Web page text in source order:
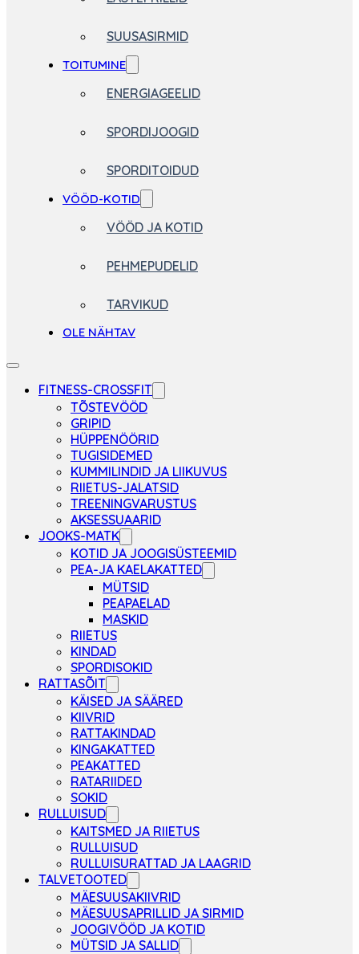
SUUSASIRMID
TOITUMINE
ENERGIAGEELID
SPORDIJOOGID
SPORDITOIDUD
VÖÖD-KOTID
VÖÖD JA KOTID
PEHMEPUDELID
TARVIKUD
OLE NÄHTAV
FITNESS-CROSSFIT
TÕSTEVÖÖD
GRIPID
HÜPPENÖÖRID
TUGISIDEMED
KUMMILINDID JA LIIKUVUS
RIIETUS-JALATSID
TREENINGVARUSTUS
AKSESSUAARID
JOOKS-MATK
KOTID JA JOOGISÜSTEEMID
PEA-JA KAELAKATTED
MÜTSID
PEAPAELAD
MASKID
RIIETUS
KINDAD
SPORDISOKID
RATTASÕIT
KÄISED JA SÄÄRED
KIIVRID
RATTAKINDAD
KINGAKATTED
PEAKATTED
RATARIIDED
SOKID
RULLUISUD
KAITSMED JA RIIETUS
RULLUISUD
RULLUISURATTAD JA LAAGRID
TALVETOOTED
MÄESUUSAKIIVRID
MÄESUUSAPRILLID JA SIRMID
JOOGIVÖÖD JA KOTID
MÜTSID JA SALLID